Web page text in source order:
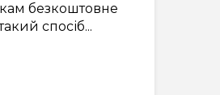
безкоштовне
спосіб...